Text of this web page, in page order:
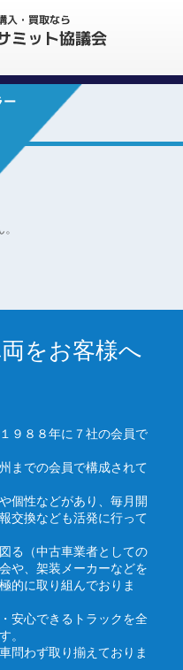
ー
をお客様へ
９８８年に７社の会員で
までの会員で構成されて
個性などがあり、毎月開
交換なども活発に行って
る（中古車業者としての
や、架装メーカーなどを
的に取り組んでおりま
安心できるトラックを全
。
問わず取り揃えておりま